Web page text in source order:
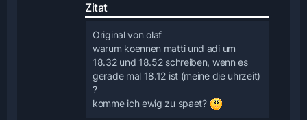
Zitat
Original von olaf
warum koennen matti und adi um
18.32 und 18.52 schreiben, wenn es
gerade mal 18.12 ist (meine die uhrzeit)
?
komme ich ewig zu spaet?